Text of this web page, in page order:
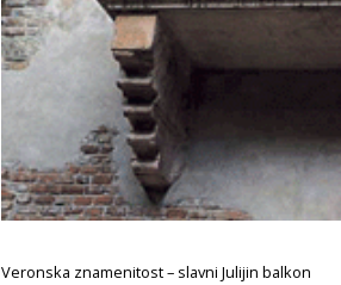
Veronska znamenitost – slavni Julijin balkon